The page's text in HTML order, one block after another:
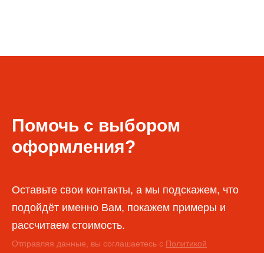
Помочь с выбором
оформления?
Оставьте свои контакты, а мы подскажем, что
подойдёт именно Вам, покажем примеры и
рассчитаем стоимость.
Отправляя данные, вы соглашаетесь с Политикой